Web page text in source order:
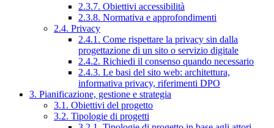
2.3.7. Obiettivi accessibilità
2.3.8. Normativa e approfondimenti
2.4. Privacy
2.4.1. Come rispettare la privacy sin dalla
progettazione di un sito o servizio digitale
2.4.2. Richiedi il consenso quando necessario
2.4.3. Le basi del sito web: architettura,
informativa privacy, riferimenti DPO
3. Pianificazione, gestione e strategia
3.1. Obiettivi del progetto
3.2. Tipologie di progetti